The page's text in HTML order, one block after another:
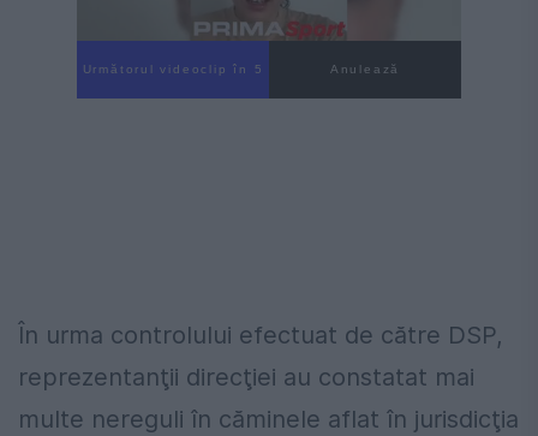
Următorul videoclip în 4 Anulează
În urma controlului efectuat de către DSP,
reprezentanţii direcţiei au constatat mai
multe nereguli în căminele aflat în jurisdicţia